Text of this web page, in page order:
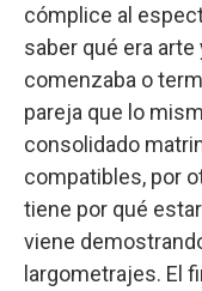
cómplice al
saber qué era
comenzaba o
pareja que lo
consolidado
compatibles, por
tiene por qué
viene
largometrajes. El